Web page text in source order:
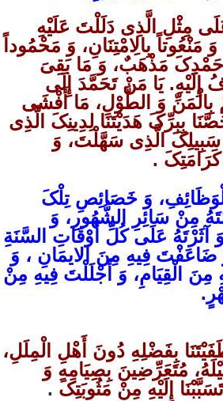
مِثْلِ الَّذِی دَلَلْتَ عَلَیْهِ
بِالِامْتِنَانِ، وَ مَحْمُوداً
مَذْهَبٌ، وَ مَا بَقِیَ
إِلَیْهِ. یَا مَنْ تَحَمَّدَ إِلَى
بِالْمَنِّ وَ الطَّوْلِ، مَا أَفْشَى
بِبِرِّکَ هَدَیْتَنَا لِدِینِکَ الَّذِی
الَّذِی سَهَّلْتَ، وَ
کَرَامَتِکَ .
وَ خَصَائِصِ تِلْکَ
مِنْ سَائِرِ الشُّهُورِ، وَ
آثَرْتَهُ عَلَى کُلِّ أَوْقَاتِ السَّنَةِ
ضَاعَفْتَ فِیهِ مِنَ الایمَانِ ، وَ
الْقِیَامِ، وَ أَجْلَلْتَ فِیهِ مِنْ
بِفَضْلِهِ دُونَ أَهْلِ الْمِلَلِ،
مُتَعَرِّضِینَ بِصِیَامِهِ وَ
إِلَیْهِ مِنْ مَثُوبَتِکَ .